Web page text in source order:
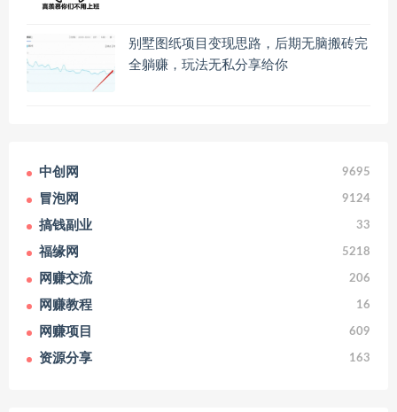
别墅图纸项目变现思路，后期无脑搬砖完
全躺赚，玩法无私分享给你
中创网 9695
冒泡网 9124
搞钱副业 33
福缘网 5218
网赚交流 206
网赚教程 16
网赚项目 609
资源分享 163